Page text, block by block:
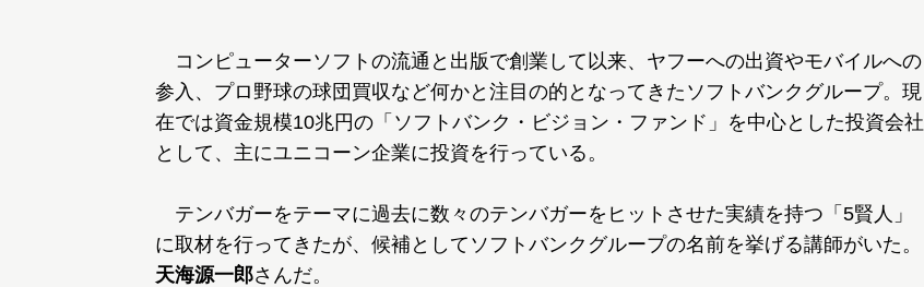
コンピューターソフトの流通と出版で創業して以来、ヤフーへの出資やモバイルへの
参入、プロ野球の球団買収など何かと注目の的となってきたソフトバンクグループ。現
在では資金規模10兆円の「ソフトバンク・ビジョン・ファンド」を中心とした投資会社
として、主にユニコーン企業に投資を行っている。
テンバガーをテーマに過去に数々のテンバガーをヒットさせた実績を持つ「5賢人」
に取材を行ってきたが、候補としてソフトバンクグループの名前を挙げる講師がいた。
天海源一郎さんだ。